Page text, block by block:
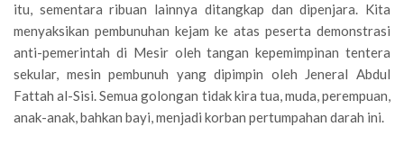
itu, sementara ribuan lainnya ditangkap dan dipenjara. Kita
menyaksikan pembunuhan kejam ke atas peserta demonstrasi
anti-pemerintah di Mesir oleh tangan kepemimpinan tentera
sekular, mesin pembunuh yang dipimpin oleh Jeneral Abdul
Fattah al-Sisi. Semua golongan tidak kira tua, muda, perempuan,
anak-anak, bahkan bayi, menjadi korban pertumpahan darah ini.